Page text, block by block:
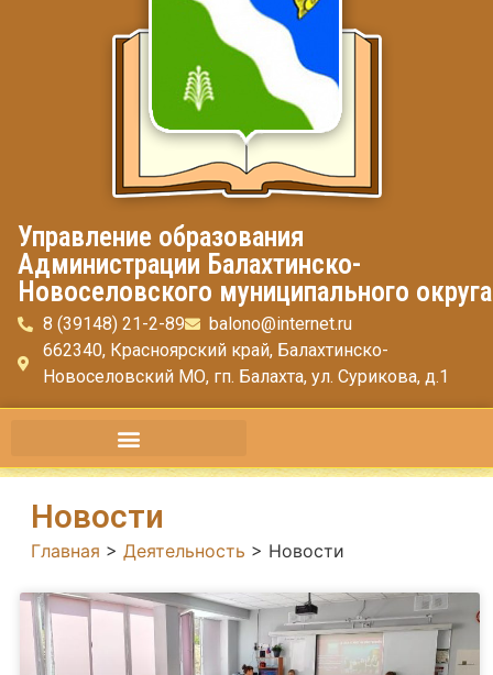
Управление образования
Администрации Балахтинско-
Новоселовского муниципального округа
8 (39148) 21-2-89
balono@internet.ru
662340, Красноярский край, Балахтинско-
Новоселовский МО, гп. Балахта, ул. Сурикова, д.1
Новости
Главная > Деятельность > Новости